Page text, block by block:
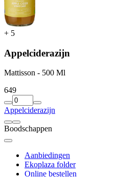
+ 5
Appelciderazijn
Mattisson - 500 Ml
649
Appelciderazijn
Boodschappen
Aanbiedingen
Ekoplaza folder
Online bestellen